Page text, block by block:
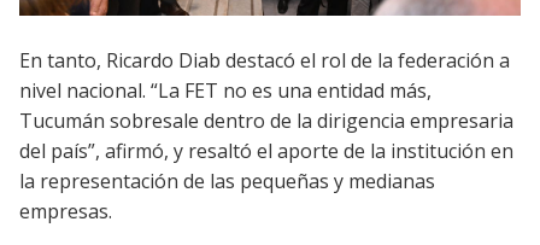
En tanto, Ricardo Diab destacó el rol de la federación a
nivel nacional. “La FET no es una entidad más,
Tucumán sobresale dentro de la dirigencia empresaria
del país”, afirmó, y resaltó el aporte de la institución en
la representación de las pequeñas y medianas
empresas.